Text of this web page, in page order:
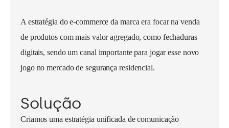
A estratégia do e-commerce da marca era focar na venda
de produtos com mais valor agregado, como fechaduras
digitais, sendo um canal importante para jogar esse novo
jogo no mercado de segurança residencial.
Solução
Criamos uma estratégia unificada de comunicação